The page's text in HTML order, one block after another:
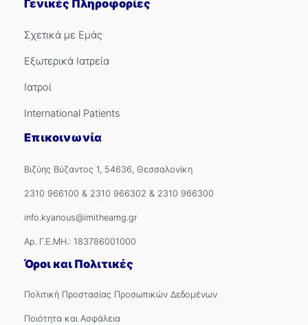
Γενικές Πληροφορίες
Σχετικά με Εμάς
Εξωτερικά Ιατρεία
Ιατροί
International Patients
Επικοινωνία
Βιζύης Βύζαντος 1, 54636, Θεσσαλονίκη
2310 966100 & 2310 966302 & 2310 966300
info.kyanous@imitheamg.gr
Αρ. Γ.Ε.ΜΗ.: 183786001000
Όροι και Πολιτικές
Πολιτική Προστασίας Προσωπικών Δεδομένων
Ποιότητα και Ασφάλεια